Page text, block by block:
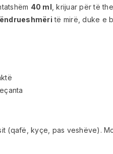
40 ml , krijuar për të
të mirë, duke e
(qafë, kyçe, pas veshëve).